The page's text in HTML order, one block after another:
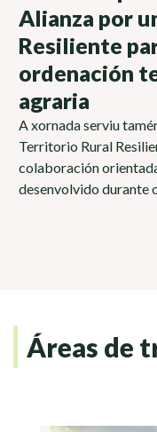
Alianza por
Resiliente
ordenación
agraria
A xornada serviu
Territorio Rural
colaboración
desenvolvido durante
Áreas de